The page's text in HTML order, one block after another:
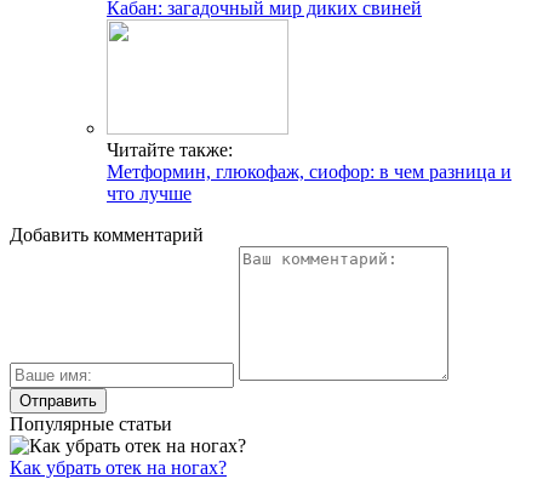
Кабан: загадочный мир диких свиней
Читайте также:
Метформин, глюкофаж, сиофор: в чем разница и
что лучше
Добавить комментарий
Популярные статьи
Как убрать отек на ногах?